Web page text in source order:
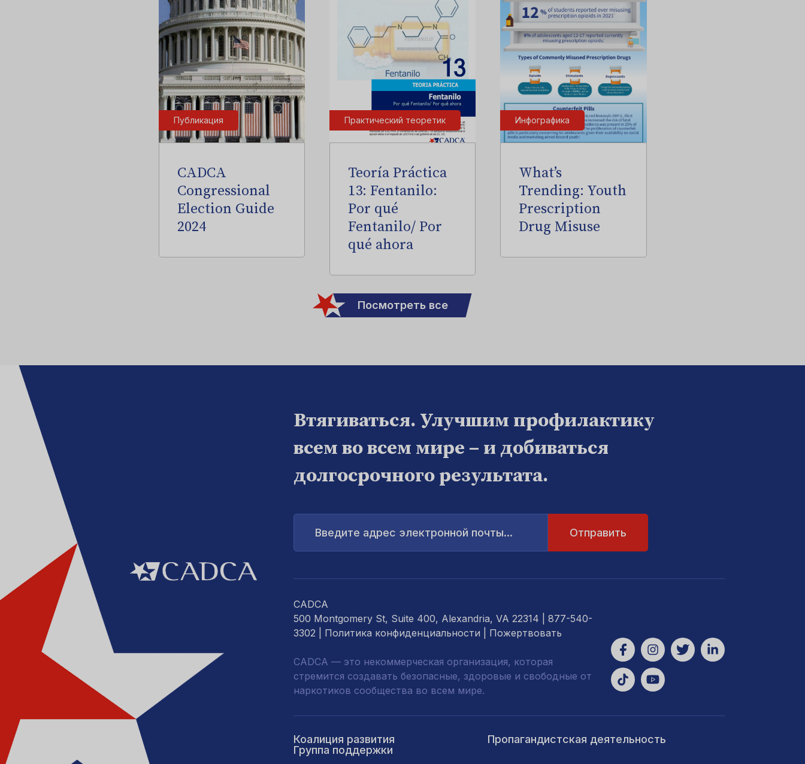
Публикация
CADCA
Congressional
Election Guide
2024
Практический теоретик
Teoría Práctica
13: Fentanilo:
Por qué
Fentanilo/ Por
qué ahora
Инфографика
What’s
Trending: Youth
Prescription
Drug Misuse
Посмотреть все
Втягиваться. Улучшим профилактику
всем во всем мире – и добиваться
долгосрочного результата.
Введите
адрес
электронной
CADCA
500 Montgomery St, Suite 400, Alexandria, VA 22314 | 877-540-
3302 | Политика конфиденциальности Пожертвовать
CADCA — это некоммерческая организация, которая
стремится создавать безопасные, здоровые и свободные от
наркотиков сообщества во всем мире.
Коалиция развития
Группа поддержки
Пропагандистская деятельность